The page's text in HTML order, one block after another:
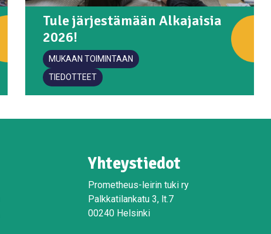
Tule järjestämään Alkajaisia
2026!
MUKAAN TOIMINTAAN
TIEDOTTEET
Yhteystiedot
Prometheus-leirin tuki ry
Palkkatilankatu 3, lt.7
00240 Helsinki